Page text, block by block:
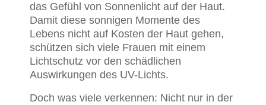
das Gefühl von Sonnenlicht auf der Haut.
Damit diese sonnigen Momente des
Lebens nicht auf Kosten der Haut gehen,
schützen sich viele Frauen mit einem
Lichtschutz vor den schädlichen
Auswirkungen des UV-Lichts.
Doch was viele verkennen: Nicht nur in der